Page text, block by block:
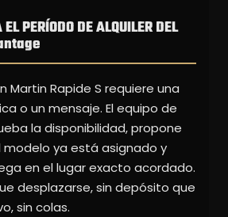
PERÍODO DE ALQUILER DEL
Martin Rapide S requiere una
o un mensaje. El equipo de
la disponibilidad, propone
modelo ya está asignado y
en el lugar exacto acordado.
desplazarse, sin depósito que
sin colas.